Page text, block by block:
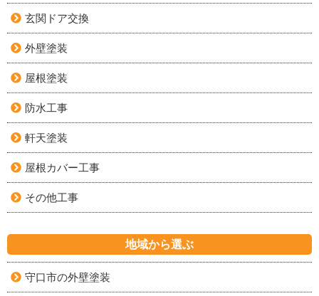
玄関ドア交換
外壁塗装
屋根塗装
防水工事
軒天塗装
屋根カバー工事
その他工事
地域から選ぶ
守口市の外壁塗装